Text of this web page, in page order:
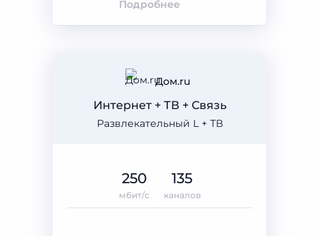
Подробнее
Дом.ru
Развлекательный L + ТВ
Интернет + ТВ + Связь
250
мбит/с
135
каналов